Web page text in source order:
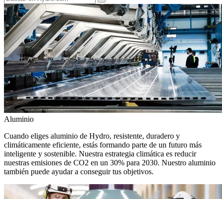
Aluminio
Cuando eliges aluminio de Hydro, resistente, duradero y
climáticamente eficiente, estás formando parte de un futuro más
inteligente y sostenible. Nuestra estrategia climática es reducir
nuestras emisiones de CO2 en un 30% para 2030. Nuestro aluminio
también puede ayudar a conseguir tus objetivos.